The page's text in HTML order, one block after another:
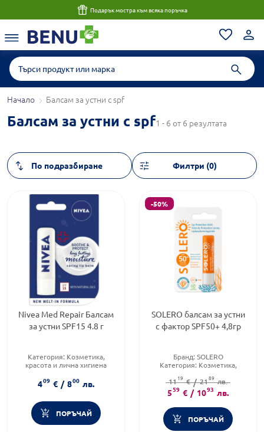
Подарък мостра към всяка поръчка
Начало Балсам за устни с spf
Балсам за устни с spf1 - 6 от 6 резултата
Филтри (0)
Nivea Med Repair Балсам
за устни SPF15 4.8 г
Категория: Козметика,
красота и лична хигиена
козметика
Тип продукт:
Балсам
409 € / 800 лв.
ПОРЪЧАЙ
-50%
SOLERO балсам за устни
с фактор SPF50+ 4,8гр
Бранд: SOLERO
Категория: Козметика,
Тип продукт:Балсам
1119 € / 2189 лв.
559 € / 1093 лв.
ПОРЪЧАЙ